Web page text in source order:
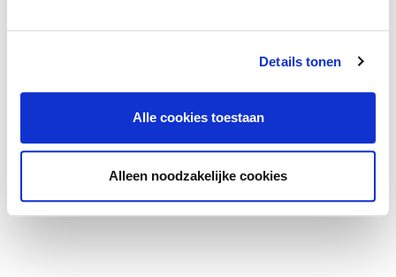
Details tonen
Alle cookies toestaan
Alleen noodzakelijke cookies